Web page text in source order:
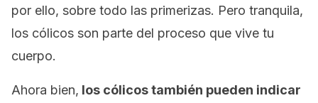
por ello, sobre todo las primerizas. Pero tranquila,
los cólicos son parte del proceso que vive tu
cuerpo.
Ahora bien, los cólicos también pueden indicar